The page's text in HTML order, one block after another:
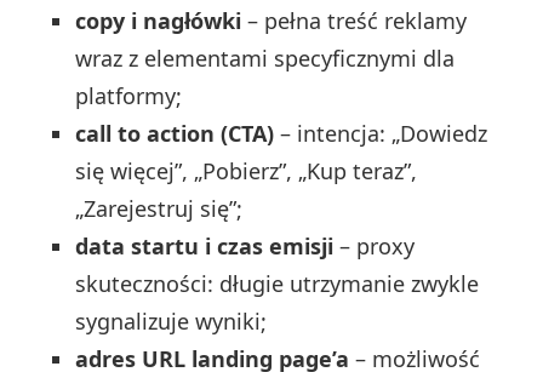
copy i nagłówki – pełna treść reklamy
wraz z elementami specyficznymi dla
platformy;
call to action (CTA) – intencja: „Dowiedz
się więcej”, „Pobierz”, „Kup teraz”,
„Zarejestruj się”;
data startu i czas emisji – proxy
skuteczności: długie utrzymanie zwykle
sygnalizuje wyniki;
adres URL landing page’a – możliwość